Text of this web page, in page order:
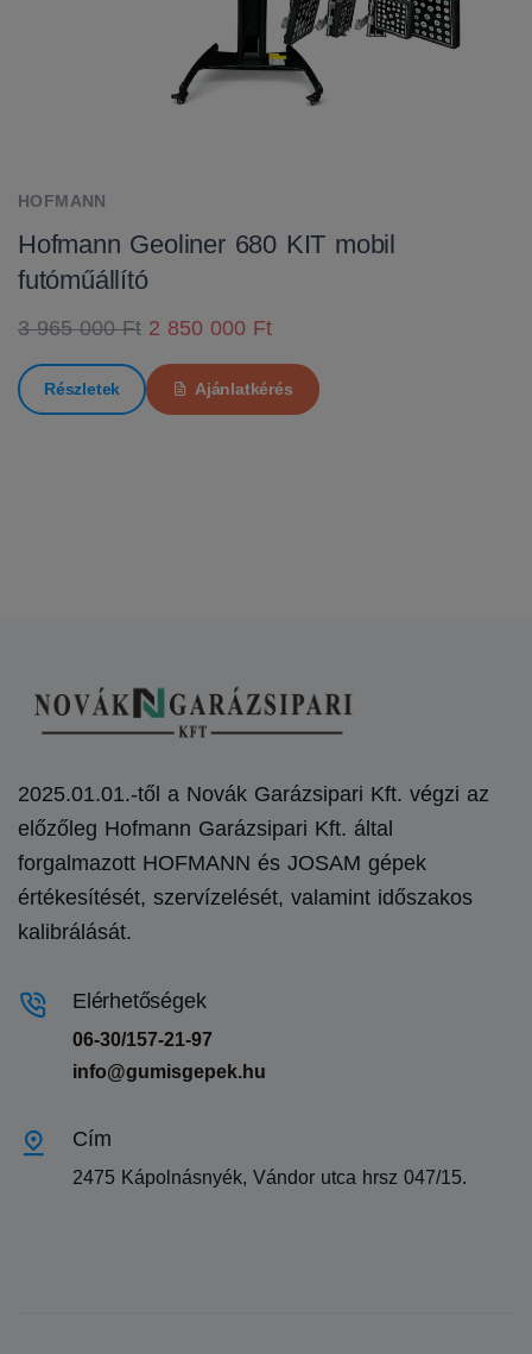
HOFMANN
Hofmann Geoliner 680 KIT mobil
futóműállító
3 965 000 Ft 2 850 000 Ft
Részletek Ajánlatkérés
2025.01.01.-től a Novák Garázsipari Kft. végzi az
előzőleg Hofmann Garázsipari Kft. által
forgalmazott HOFMANN és JOSAM gépek
értékesítését, szervízelését, valamint időszakos
kalibrálását.
Elérhetőségek
06-30/157-21-97
info@gumisgepek.hu
Cím
2475 Kápolnásnyék, Vándor utca hrsz 047/15.